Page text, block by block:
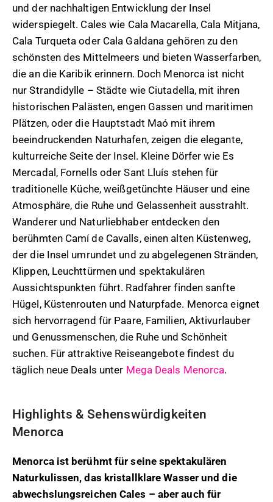
und der nachhaltigen Entwicklung der Insel
widerspiegelt. Cales wie Cala Macarella, Cala Mitjana,
Cala Turqueta oder Cala Galdana gehören zu den
schönsten des Mittelmeers und bieten Wasserfarben,
die an die Karibik erinnern. Doch Menorca ist nicht
nur Strandidylle – Städte wie Ciutadella, mit ihren
historischen Palästen, engen Gassen und maritimen
Plätzen, oder die Hauptstadt Maó mit ihrem
beeindruckenden Naturhafen, zeigen die elegante,
kulturreiche Seite der Insel. Kleine Dörfer wie Es
Mercadal, Fornells oder Sant Lluís stehen für
traditionelle Küche, weißgetünchte Häuser und eine
Atmosphäre, die Ruhe und Gelassenheit ausstrahlt.
Wanderer und Naturliebhaber entdecken den
berühmten Camí de Cavalls, einen alten Küstenweg,
der die Insel umrundet und zu abgelegenen Stränden,
Klippen, Leuchttürmen und spektakulären
Aussichtspunkten führt. Radfahrer finden sanfte
Hügel, Küstenrouten und Naturpfade. Menorca eignet
sich hervorragend für Paare, Familien, Aktivurlauber
und Genussmenschen, die Ruhe und Schönheit
suchen. Für attraktive Reiseangebote findest du
täglich neue Deals unter Mega Deals Menorca.
Highlights & Sehenswürdigkeiten
Menorca
Menorca ist berühmt für seine spektakulären
Naturkulissen, das kristallklare Wasser und die
abwechslungsreichen Cales – aber auch für